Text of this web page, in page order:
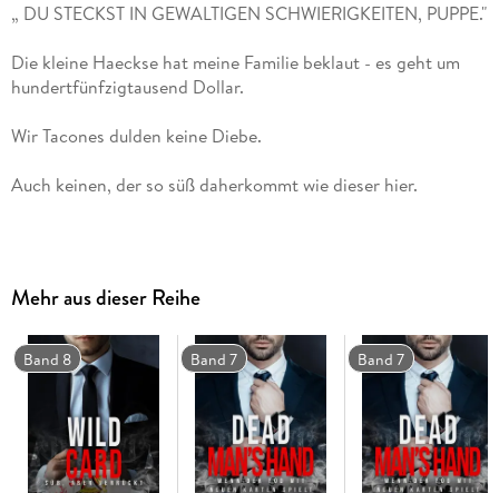
„ DU STECKST IN GEWALTIGEN SCHWIERIGKEITEN, PUPPE."
Die kleine Haeckse hat meine Familie beklaut - es geht um
Jetzt wird dem scharfen kleinen Geek die Hölle heiß
gemacht.
Und ich bin derjenige, der unser Geld eintreibt.
stelle ich ihre Kaution. Denn sie gleicht einem Feuerwerk.
Mehr aus dieser Reihe
Band 8 Band 7 Band 7